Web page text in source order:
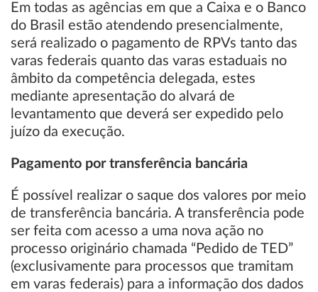
Em todas as agências em que a Caixa e o Banco
do Brasil estão atendendo presencialmente,
será realizado o pagamento de RPVs tanto das
varas federais quanto das varas estaduais no
âmbito da competência delegada, estes
mediante apresentação do alvará de
levantamento que deverá ser expedido pelo
juízo da execução.
Pagamento por transferência bancária
É possível realizar o saque dos valores por meio
de transferência bancária. A transferência pode
ser feita com acesso a uma nova ação no
processo originário chamada “Pedido de TED”
(exclusivamente para processos que tramitam
em varas federais) para a informação dos dados